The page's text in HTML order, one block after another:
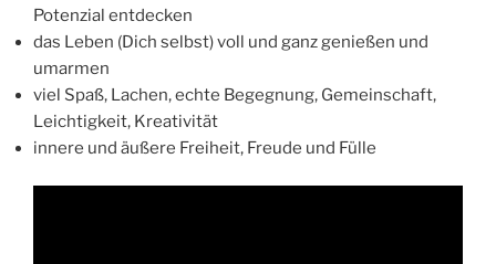
Potenzial entdecken
das Leben (Dich selbst) voll und ganz genießen und
umarmen
viel Spaß, Lachen, echte Begegnung, Gemeinschaft,
Leichtigkeit, Kreativität
innere und äußere Freiheit, Freude und Fülle